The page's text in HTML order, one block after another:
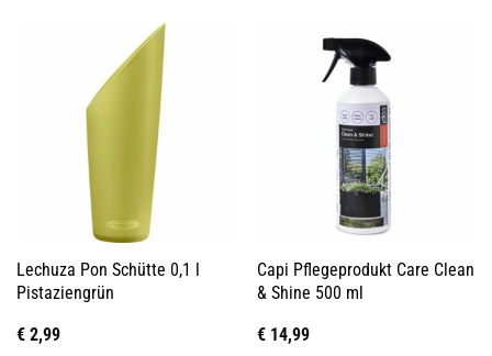
Lechuza Pon Schütte 0,1 l
Pistaziengrün
€2,99
Capi Pflegeprodukt Care Clean
& Shine 500 ml
€14,99